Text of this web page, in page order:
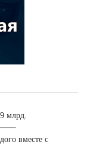
млрд.
вместе с